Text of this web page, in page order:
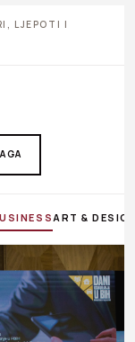
LJEPOTI I
ART &